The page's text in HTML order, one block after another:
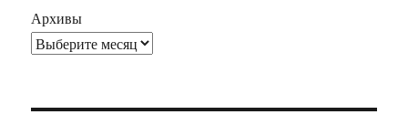
Архивы